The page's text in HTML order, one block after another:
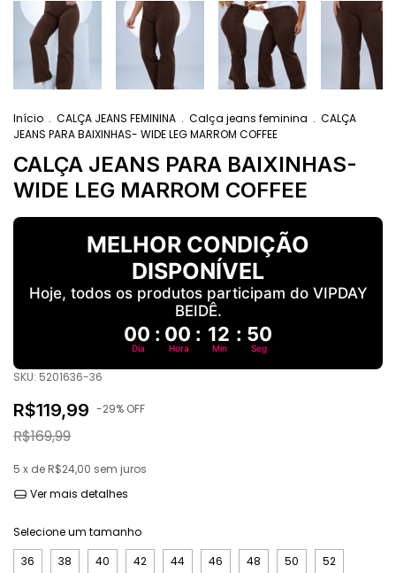
Início . CALÇA JEANS FEMININA . Calça jeans feminina . CALÇA
JEANS PARA BAIXINHAS- WIDE LEG MARROM COFFEE
CALÇA JEANS PARA BAIXINHAS-
WIDE LEG MARROM COFFEE
MELHOR CONDIÇÃO
DISPONÍVEL
Hoje, todos os produtos participam do VIPDAY
BEIDÊ.
00 : 00 : 12 : 49
Dia Hora Min Seg
SKU: 5201636-36
R$119,99 -29% OFF
R$169,99
5 x de R$24,00 sem juros
Ver mais detalhes
Selecione um tamanho
36
38 40 42 44 46 48 50 52